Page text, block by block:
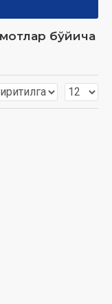
бўйича